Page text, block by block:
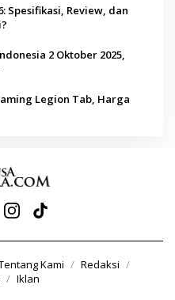
Spesifikasi, Review, dan
2 Oktober 2025,
Legion Tab, Harga
Kami
Redaksi
Iklan